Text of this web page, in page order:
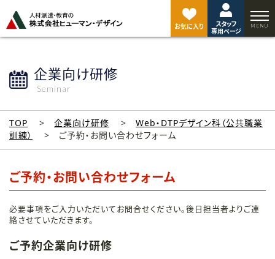
お気に入り
スタッフ
専用ページ
企業向け研修
Seminar
TOP 企業向け研修
Web・DTPデザイン科（公共職業
訓練）
ご予約・お問い合わせフォーム
ご予約・お問い合わせフォーム
必要事項をご入力いただいてお問合せください。後日担当者よりご連
絡させていただきます。
ご予約企業向け研修
ジ
ト